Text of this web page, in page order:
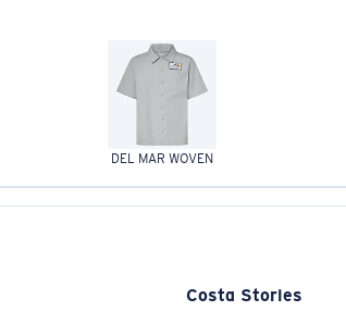
DEL MAR WOVEN
Costa Stories